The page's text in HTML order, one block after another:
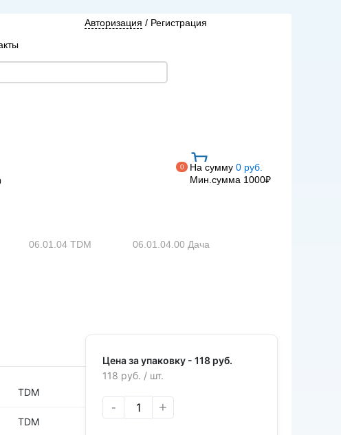
Авторизация / Регистрация
0 На сумму 0 руб.
Мин.сумма 1000₽
06.01.04 TDM
06.01.04.00 Дача
TDM
TDM
Цена за упаковку - 118 руб.
118 руб. / шт.
- +